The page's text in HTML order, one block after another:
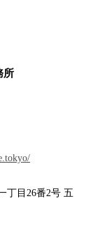
所
丁目26番2号 五